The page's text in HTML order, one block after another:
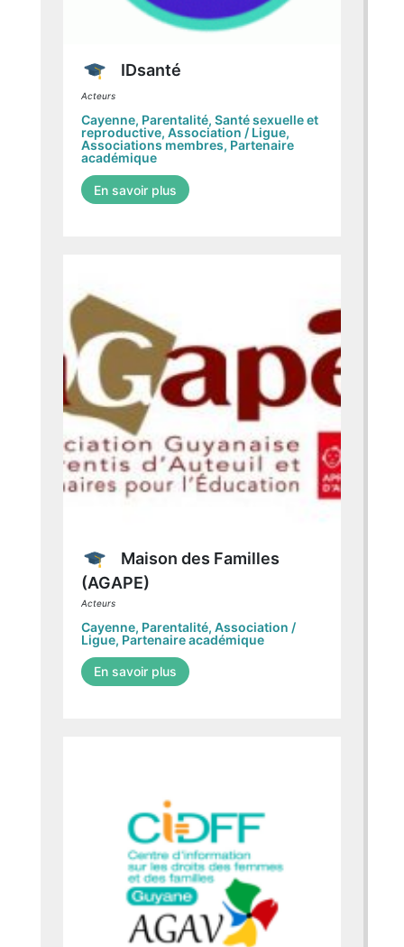
IDsanté
Acteurs
Cayenne, Parentalité, Santé sexuelle et
reproductive, Association / Ligue,
Associations membres, Partenaire
académique
En savoir plus
Maison des Familles
(AGAPE)
Acteurs
Cayenne, Parentalité, Association /
Ligue, Partenaire académique
En savoir plus